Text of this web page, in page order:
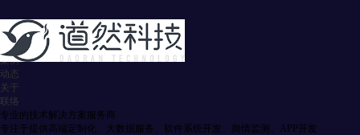
首页
服务
案例
动态
关于
联络
专业的技术解决方案服务商
专注于提供高端定制化、大数据服务、软件系统开发、舆情监测、APP开发